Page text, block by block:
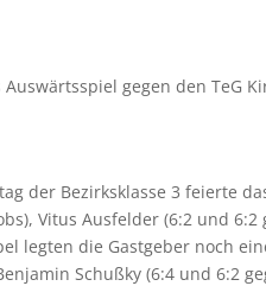
gegen den TeG
der Bezirksklasse 3 feierte
Vitus Ausfelder (6:2 und
legten die Gastgeber noch
Schußky (6:4 und 6:2